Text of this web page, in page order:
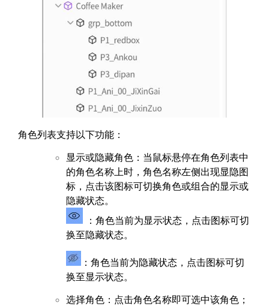
角色列表支持以下功能：
显示或隐藏角色：当鼠标悬停在角色列表中
的角色名称上时，角色名称左侧出现显隐图
标，点击该图标可切换角色或组合的显示或
隐藏状态。
：角色当前为显示状态，点击图标可切
换至隐藏状态。
：角色当前为隐藏状态，点击图标可切
换至显示状态。
选择角色：点击角色名称即可选中该角色；